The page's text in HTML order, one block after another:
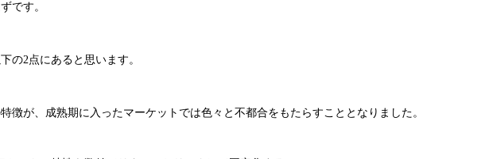
です。
の2点にあると思います。
徴が、成熟期に入ったマーケットでは色々と不都合をもたらすこととなりました。